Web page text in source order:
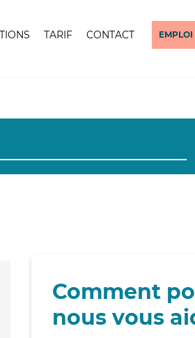
TARIF CONTACT EMPLOI
Comment
nous vous